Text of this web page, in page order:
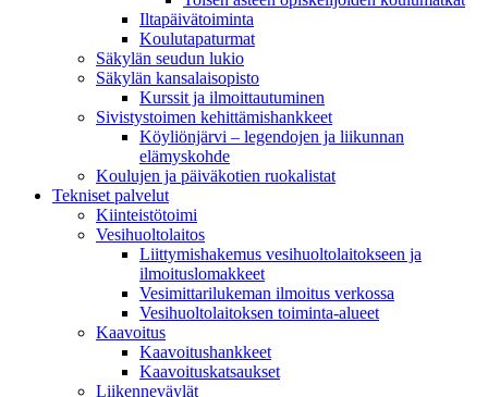
Iltapäivätoiminta
Koulutapaturmat
Säkylän seudun lukio
Säkylän kansalaisopisto
Kurssit ja ilmoittautuminen
Sivistystoimen kehittämishankkeet
Köyliönjärvi – legendojen ja liikunnan
elämyskohde
Koulujen ja päiväkotien ruokalistat
Tekniset palvelut
Kiinteistötoimi
Vesihuoltolaitos
Liittymishakemus vesihuoltolaitokseen ja
ilmoituslomakkeet
Vesimittarilukeman ilmoitus verkossa
Vesihuoltolaitoksen toiminta-alueet
Kaavoitus
Kaavoitushankkeet
Kaavoituskatsaukset
Liikenneväylät